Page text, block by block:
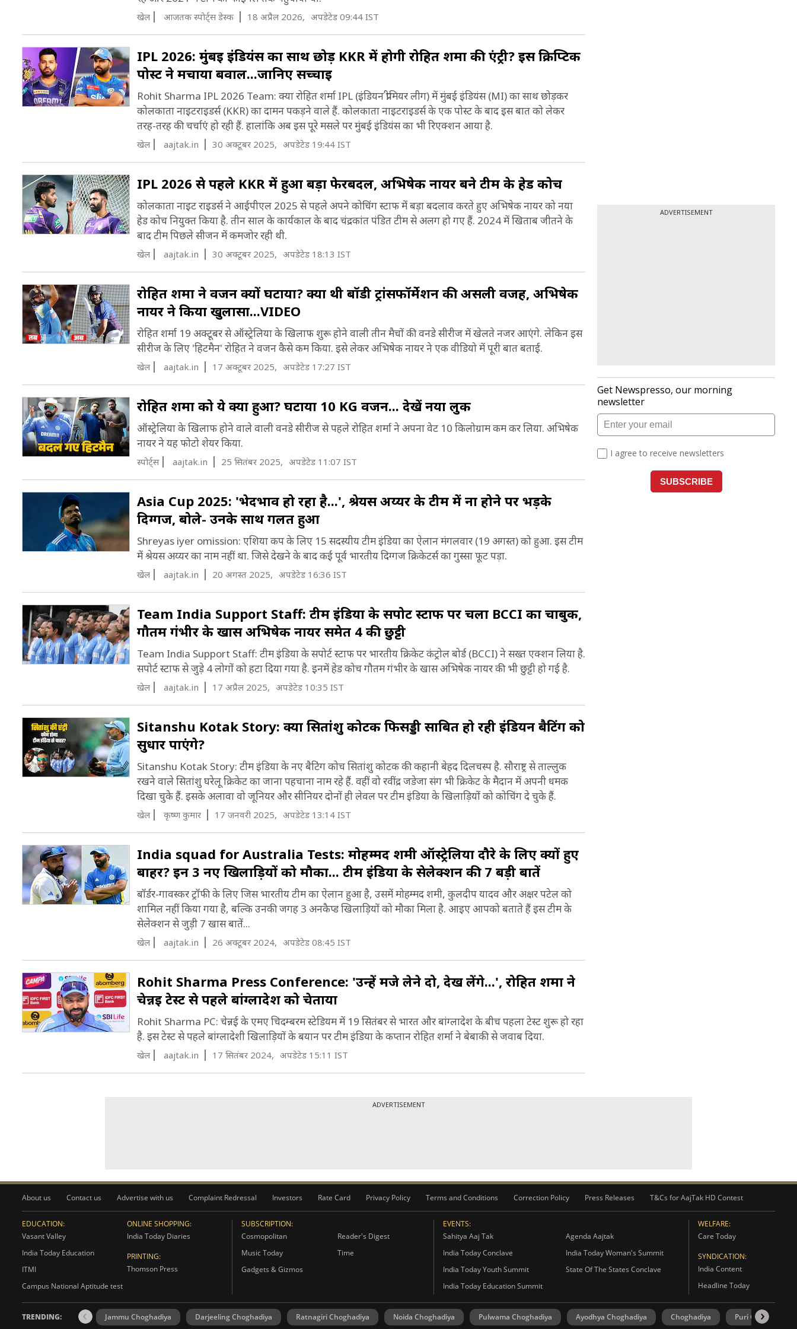
शेख से शादी की.
खेल आजतक स्पोर्ट्स डेस्क 18 अप्रैल 2026, अपडेटेड 09:44 IST
IPL 2026: मुंबई इंड‍ियंस का साथ छोड़ KKR में होगी रोहित शर्मा की एंट्री? इस क्रिप्ट‍िक
पोस्ट ने मचाया बवाल...जान‍िए सच्चाई
Rohit Sharma IPL 2026 Team: क्या रोहित शर्मा IPL (इंड‍ियन प्रीम‍ियर लीग) में मुंबई इंड‍ियंस (MI) का साथ छोड़कर
कोलकाता नाइटराइडर्स (KKR) का दामन पकड़ने वाले हैं. कोलकाता नाइटराइडर्स के एक पोस्ट के बाद इस बात को लेकर
तरह-तरह की चर्चाएं हो रही हैं. हालांकि अब इस पूरे मसले पर मुंबई इंड‍ियंस का भी र‍िएक्शन आया है.
खेल aajtak.in 30 अक्टूबर 2025, अपडेटेड 19:44 IST
IPL 2026 से पहले KKR में हुआ बड़ा फेरबदल, अभिषेक नायर बने टीम के हेड कोच
कोलकाता नाइट राइडर्स ने आईपीएल 2025 से पहले अपने कोचिंग स्टाफ में बड़ा बदलाव करते हुए अभिषेक नायर को नया
हेड कोच नियुक्त किया है. तीन साल के कार्यकाल के बाद चंद्रकांत पंडित टीम से अलग हो गए हैं. 2024 में खिताब जीतने के
बाद टीम पिछले सीजन में कमजोर रही थी.
खेल aajtak.in 30 अक्टूबर 2025, अपडेटेड 18:13 IST
रोहित शर्मा ने वजन क्यों घटाया? क्या थी बॉडी ट्रांसफॉर्मेशन की असली वजह, अभ‍िषेक
नायर ने किया खुलासा...VIDEO
रोहित शर्मा 19 अक्टूबर से ऑस्ट्रेलिया के खिलाफ शुरू होने वाली तीन मैचों की वनडे सीरीज में खेलते नजर आएंगे. लेकिन इस
सीरीज के लिए 'हिटमैन' रोहित ने वजन कैसे कम किया. इसे लेकर अभ‍िषेक नायर ने एक वीडियो में पूरी बात बताई.
खेल aajtak.in 17 अक्टूबर 2025, अपडेटेड 17:27 IST
रोहित शर्मा को ये क्या हुआ? घटाया 10 KG वजन... देखें नया लुक
ऑस्ट्रेल‍िया के ख‍िलाफ होने वाले वाली वनडे सीरीज से पहले रोह‍ित शर्मा ने अपना वेट 10 किलोग्राम कम कर ल‍िया. अभ‍िषेक
नायर ने यह फोटो शेयर किया.
स्पोर्ट्स aajtak.in 25 सितंबर 2025, अपडेटेड 11:07 IST
Asia Cup 2025: 'भेदभाव हो रहा है...', श्रेयस अय्यर के टीम में ना होने पर भड़के
द‍िग्गज, बोले- उनके साथ गलत हुआ
Shreyas iyer omission: एशिया कप के लिए 15 सदस्यीय टीम इंडिया का ऐलान मंगलवार (19 अगस्त) को हुआ. इस टीम
में श्रेयस अय्यर का नाम नहीं था. जिसे देखने के बाद कई पूर्व भारतीय दिग्गज क्रिकेटर्स का गुस्सा फूट पड़ा.
खेल aajtak.in 20 अगस्त 2025, अपडेटेड 16:36 IST
Team India Support Staff: टीम इंड‍िया के सपोर्ट स्टाफ पर चला BCCI का चाबुक,
गौतम गंभीर के खास अभ‍िषेक नायर समेत 4 की छुट्टी
Team India Support Staff: टीम इंड‍िया के सपोर्ट स्टाफ पर भारतीय क्रिकेट कंट्रोल बोर्ड (BCCI) ने सख्त एक्शन लिया है.
सपोर्ट स्टाफ से जुड़े 4 लोगों को हटा दिया गया है. इनमें हेड कोच गौतम गंभीर के खास अभ‍िषेक नायर की भी छुट्टी हो गई है.
खेल aajtak.in 17 अप्रैल 2025, अपडेटेड 10:35 IST
Sitanshu Kotak Story: क्या स‍ितांशु कोटक फिसड्डी साबित हो रही इंडियन बैटिंग को
सुधार पाएंगे?
Sitanshu Kotak Story: टीम इंड‍िया के नए बैट‍िंग कोच स‍ितांशु कोटक की कहानी बेहद द‍िलचस्प है. सौराष्ट्र से ताल्लुक
रखने वाले स‍ितांशु घरेलू क्रिकेट का जाना पहचाना नाम रहे हैं. वहीं वो रवींद्र जडेजा संग भी क्रिकेट के मैदान में अपनी धमक
दिखा चुके हैं. इसके अलावा वो जूनियर और सीन‍ियर दोनों ही लेवल पर टीम इंड‍िया के ख‍िलाड़‍ियों को कोच‍िंग दे चुके हैं.
खेल कृष्‍ण कुमार 17 जनवरी 2025, अपडेटेड 13:14 IST
India squad for Australia Tests: मोहम्मद शमी ऑस्ट्रेल‍िया दौरे के लिए क्यों हुए
बाहर? इन 3 नए ख‍िलाड़‍ियों को मौका... टीम इंड‍िया के सेलेक्शन की 7 बड़ी बातें
बॉर्डर-गावस्कर ट्रॉफी के लिए जिस भारतीय टीम का ऐलान हुआ है, उसमें मोहम्मद शमी, कुलदीप यादव और अक्षर पटेल को
शामिल नहीं किया गया है, बल्क‍ि उनकी जगह 3 अनकैप्ड ख‍िलाड़‍ियों को मौका मिला है. आइए आपको बताते हैं इस टीम के
सेलेक्शन से जुड़ी 7 खास बातें...
खेल aajtak.in 26 अक्टूबर 2024, अपडेटेड 08:45 IST
Rohit Sharma Press Conference: 'उन्हें मजे लेने दो, देख लेंगे...', रोहित शर्मा ने
चेन्नई टेस्ट से पहले बांग्लादेश को चेताया
Rohit Sharma PC: चेन्नई के एमए च‍िदम्बरम स्टेड‍ियम में 19 स‍ितंबर से भारत और बांग्लादेश के बीच पहला टेस्ट शुरू हो रहा
है. इस टेस्ट से पहले बांग्लादेशी ख‍िलाड़‍ियों के बयान पर टीम इंड‍िया के कप्तान रोहित शर्मा ने बेबाकी से जवाब द‍िया.
खेल aajtak.in 17 सितंबर 2024, अपडेटेड 15:11 IST
ADVERTISEMENT
ADVERTISEMENT
About us Contact us Advertise with us Complaint Redressal Investors Rate Card Privacy Policy Terms and Conditions Correction Policy Press Releases T&Cs for AajTak HD Contest
EDUCATION:
Vasant Valley
India Today Education
ITMI
Campus National Aptitude test
ONLINE SHOPPING:
India Today Diaries
PRINTING:
Thomson Press
SUBSCRIPTION:
Cosmopolitan
Reader's Digest
Music Today
Time
Gadgets & Gizmos
EVENTS:
Sahitya Aaj Tak
Agenda Aajtak
India Today Conclave
India Today Woman's Summit
India Today Youth Summit
State Of The States Conclave
India Today Education Summit
WELFARE:
Care Today
SYNDICATION:
India Content
Headline Today
TRENDING: Jammu Choghadiya Darjeeling Choghadiya Ratnagiri Choghadiya Noida Choghadiya Pulwama Choghadiya Ayodhya Choghadiya Choghadiya Puri Choghadiya